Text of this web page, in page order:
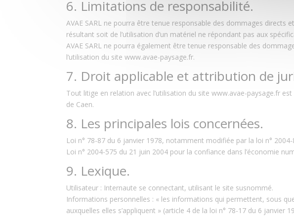
6. Limitations de responsabilité.
AVAE SARL ne pourra être tenue responsable des dommages directs
résultant soit de l’utilisation d’un matériel ne répondant pas aux
AVAE SARL ne pourra également être tenue responsable des
l’utilisation du site www.avae-paysage.fr.
7. Droit applicable et attribution de
Tout litige en relation avec l’utilisation du site www.avae-paysage.fr
de Caen.
8. Les principales lois concernées.
Loi n° 78-87 du 6 janvier 1978, notamment modifiée par la loi n°
Loi n° 2004-575 du 21 juin 2004 pour la confiance dans l’économie
9. Lexique.
Utilisateur : Internaute se connectant, utilisant le site susnommé.
Informations personnelles : « les informations qui permettent, sous
auxquelles elles s’appliquent » (article 4 de la loi n° 78-17 du 6 janvier